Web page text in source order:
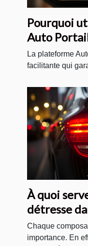
Pourquoi
Auto
voiture sur
La plateforme
facilitante qui
À quoi
détresse
Chaque
importance. En